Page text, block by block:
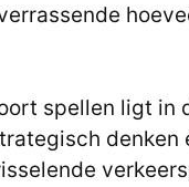
spellen ligt in
denken